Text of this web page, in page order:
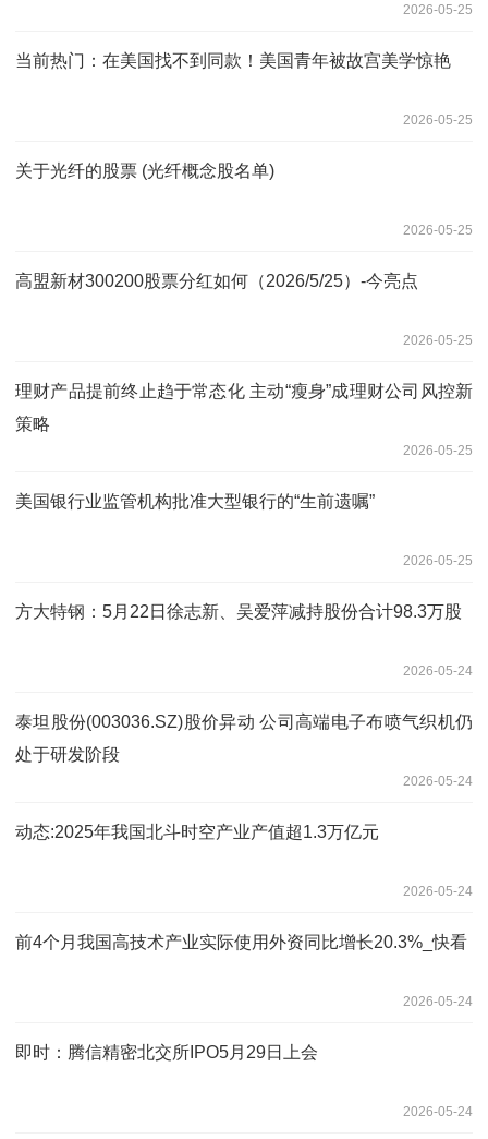
2026-05-25
当前热门：在美国找不到同款！美国青年被故宫美学惊艳
2026-05-25
关于光纤的股票 (光纤概念股名单)
2026-05-25
高盟新材300200股票分红如何（2026/5/25）-今亮点
2026-05-25
理财产品提前终止趋于常态化 主动“瘦身”成理财公司风控新
策略
2026-05-25
美国银行业监管机构批准大型银行的“生前遗嘱”
2026-05-25
方大特钢：5月22日徐志新、吴爱萍减持股份合计98.3万股
2026-05-24
泰坦股份(003036.SZ)股价异动 公司高端电子布喷气织机仍
处于研发阶段
2026-05-24
动态:2025年我国北斗时空产业产值超1.3万亿元
2026-05-24
前4个月我国高技术产业实际使用外资同比增长20.3%_快看
2026-05-24
即时：腾信精密北交所IPO5月29日上会
2026-05-24